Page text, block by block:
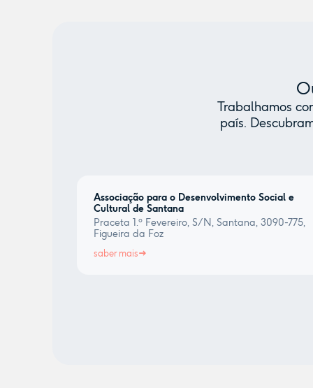
Trabalhamos
país.
Associação para o Desenvolvimento Social e
Cultural de Santana
Praceta 1.º Fevereiro, S/N, Santana, 3090-775,
Figueira da Foz
saber mais